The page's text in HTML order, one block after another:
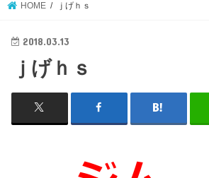
HOME ｊげｈｓ
2018.03.13
ｊげｈｓ